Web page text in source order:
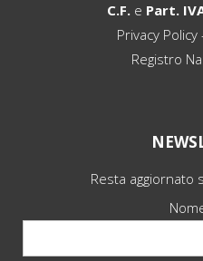
C.F. e Part.
Privacy Policy
Registro
Resta aggiornato